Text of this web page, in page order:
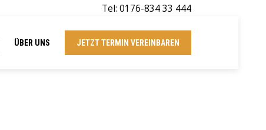
Tel: 0176-834 33 444
ÜBER UNS JETZT TERMIN VEREINBAREN